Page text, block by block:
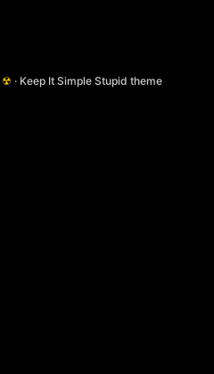
☢ · Keep It Simple Stupid theme